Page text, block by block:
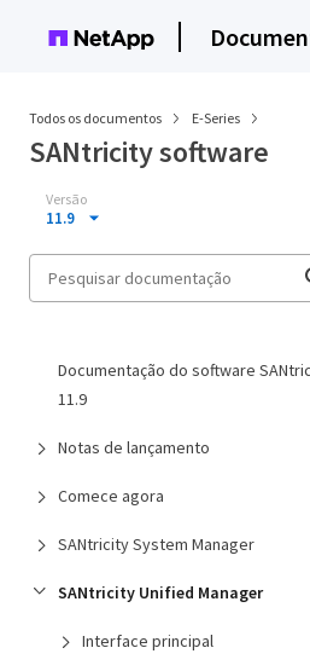
Todos os documentos E-Series
SANtricity software
Versão
11.9
Documentação do software
11.9
Notas de lançamento
Comece agora
SANtricity System Manager
SANtricity Unified Manager
Interface principal